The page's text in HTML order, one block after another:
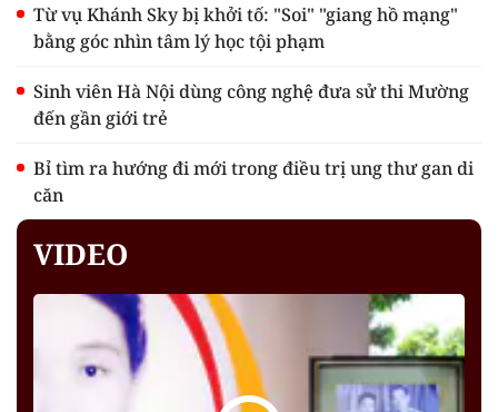
Từ vụ Khánh Sky bị khởi tố: "Soi" "giang hồ mạng"
bằng góc nhìn tâm lý học tội phạm
Sinh viên Hà Nội dùng công nghệ đưa sử thi Mường
đến gần giới trẻ
Bỉ tìm ra hướng đi mới trong điều trị ung thư gan di
căn
VIDEO